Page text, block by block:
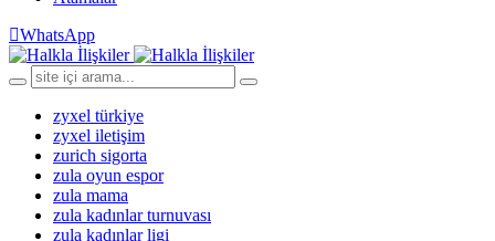
WhatsApp
zyxel türkiye
zyxel iletişim
zurich sigorta
zula oyun espor
zula mama
zula kadınlar turnuvası
zula kadınlar ligi